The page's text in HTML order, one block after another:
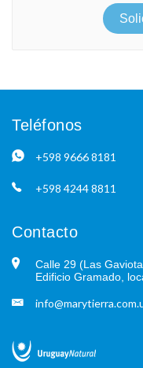
Teléfonos
+598 9666 8181
+598 4244 8811
Contacto
Calle 29 (Las
Edificio Gramado,